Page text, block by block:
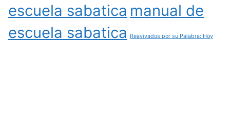
escuela sabatica manual de
escuela sabatica
Reavivados por su Palabra: Hoy